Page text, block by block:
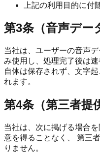
上記の利用目的に付
第3条（音声デー
当社は、ユーザーの音声
み使用し、処理完了後は
自体は保存されず、文字
れます。
第4条（第三者提
当社は、次に掲げる場合
意を得ることなく、 第三
りません。